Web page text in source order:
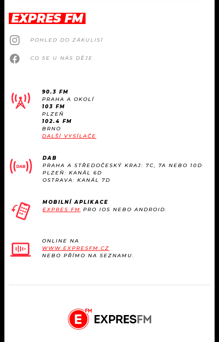
EXPRES FM
POHLED DO ZÁKULISÍ
CO SE U NÁS DĚJE
90.3 FM
PRAHA A OKOLÍ
103 FM
PLZEŇ
102.4 FM
BRNO
DALŠÍ VYSÍLAČE
DAB
PRAHA A STŘEDOČESKÝ KRAJ: 7C, 7A NEBO 10D
PLZEŇ: KANÁL 6D
OSTRAVA: KANÁL 7D
MOBILNÍ APLIKACE
EXPRES FM PRO IOS NEBO ANDROID.
ONLINE NA
WWW.EXPRESFM.CZ
NEBO PŘÍMO NA SEZNAMU.